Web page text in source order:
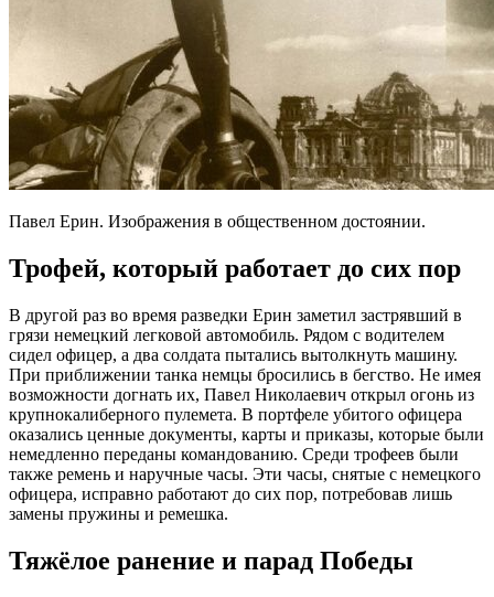
Павел Ерин. Изображения в общественном достоянии.
Трофей, который работает до сих пор
В другой раз во время разведки Ерин заметил застрявший в
грязи немецкий легковой автомобиль. Рядом с водителем
сидел офицер, а два солдата пытались вытолкнуть машину.
При приближении танка немцы бросились в бегство. Не имея
возможности догнать их, Павел Николаевич открыл огонь из
крупнокалиберного пулемета. В портфеле убитого офицера
оказались ценные документы, карты и приказы, которые были
немедленно переданы командованию. Среди трофеев были
также ремень и наручные часы. Эти часы, снятые с немецкого
офицера, исправно работают до сих пор, потребовав лишь
замены пружины и ремешка.
Тяжёлое ранение и парад Победы